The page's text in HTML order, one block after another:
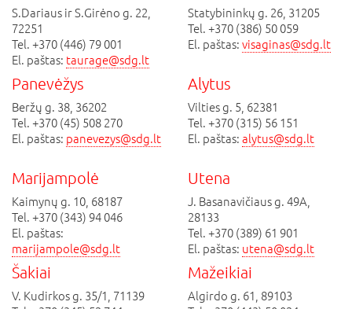
S.Dariaus ir S.Girėno g. 22,
72251
Tel. +370 (446) 79 001
El. paštas: taurage@sdg.lt
Statybininkų g. 26, 31205
Tel. +370 (386) 50 059
El. paštas:visaginas@sdg.lt
Panevėžys
Beržų g. 38, 36202
Tel. +370 (45) 508 270
El. paštas: panevezys@sdg.lt
Alytus
Vilties g. 5, 62381
Tel. +370 (315) 56 151
El. paštas:alytus@sdg.lt
Marijampolė
Kaimynų g. 10, 68187
Tel. +370 (343) 94 046
El. paštas:
marijampole@sdg.lt
Utena
J. Basanavičiaus g. 49A,
28133
Tel. +370 (389) 61 901
El. paštas: utena@sdg.lt
Šakiai
V. Kudirkos g. 35/1, 71139
Mažeikiai
Algirdo g. 61, 89103